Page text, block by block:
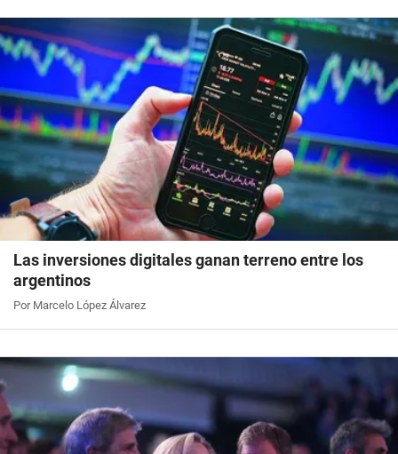
Las inversiones digitales ganan terreno entre los
argentinos
Por Marcelo López Álvarez